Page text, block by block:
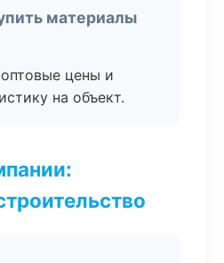
материалы
цены и
на объект.